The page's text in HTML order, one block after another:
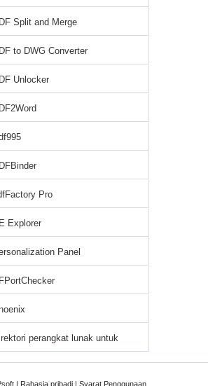
Split and Merge
to DWG Converter
Unlocker
Pro
Explorer
Panel
perangkat lunak untuk
XP
| Rahasia pribadi Syarat Penggunaan